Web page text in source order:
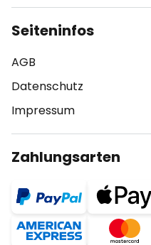
Seiteninfos
AGB
Datenschutz
Impressum
Zahlungsarten